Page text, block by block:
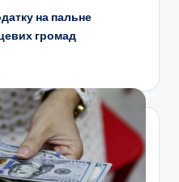
на пальне
громад